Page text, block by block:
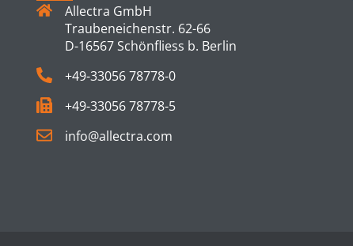
Allectra GmbH
Traubeneichenstr. 62-66
D-16567 Schönfliess b. Berlin
+49-33056 78778-0
+49-33056 78778-5
info@allectra.com